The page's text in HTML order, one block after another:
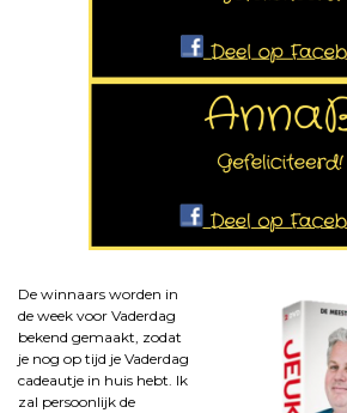
De winnaars worden in
de week voor Vaderdag
bekend gemaakt, zodat
je nog op tijd je Vaderdag
cadeautje in huis hebt. Ik
zal persoonlijk de